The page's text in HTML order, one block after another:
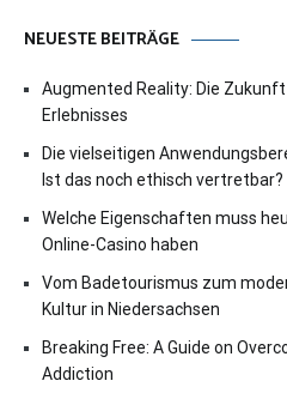
NEUESTE BEITRÄGE
Augmented Reality: Die
Erlebnisses
Die vielseitigen
Ist das noch ethisch vertretbar?
Welche Eigenschaften muss
Online-Casino haben
Vom Badetourismus zum
Kultur in Niedersachsen
Breaking Free: A Guide on
Addiction